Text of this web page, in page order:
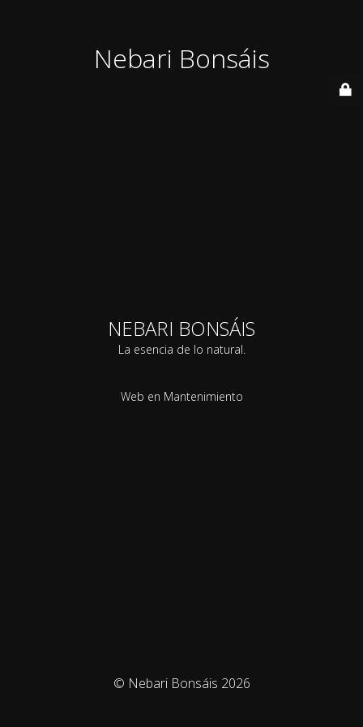
Nebari Bonsáis
NEBARI BONSÁIS
La esencia de lo natural.
Web en Mantenimiento
© Nebari Bonsáis 2026